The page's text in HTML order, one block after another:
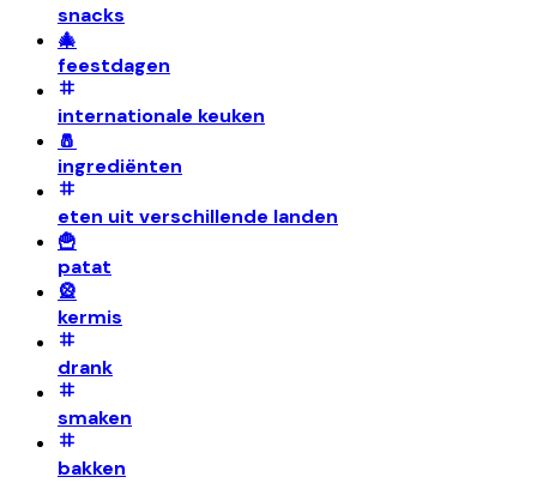
snacks
🎄
feestdagen
internationale keuken
🧂
ingrediënten
eten uit verschillende landen
🍟
patat
🎡
kermis
drank
smaken
bakken